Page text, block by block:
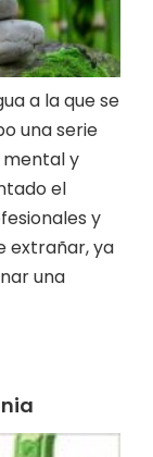
a la que se
una serie
mental y
el
y
extrañar, ya
una